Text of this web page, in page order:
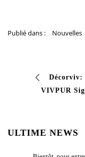
Publié dans : Nouvelles
ULTIME NEWS